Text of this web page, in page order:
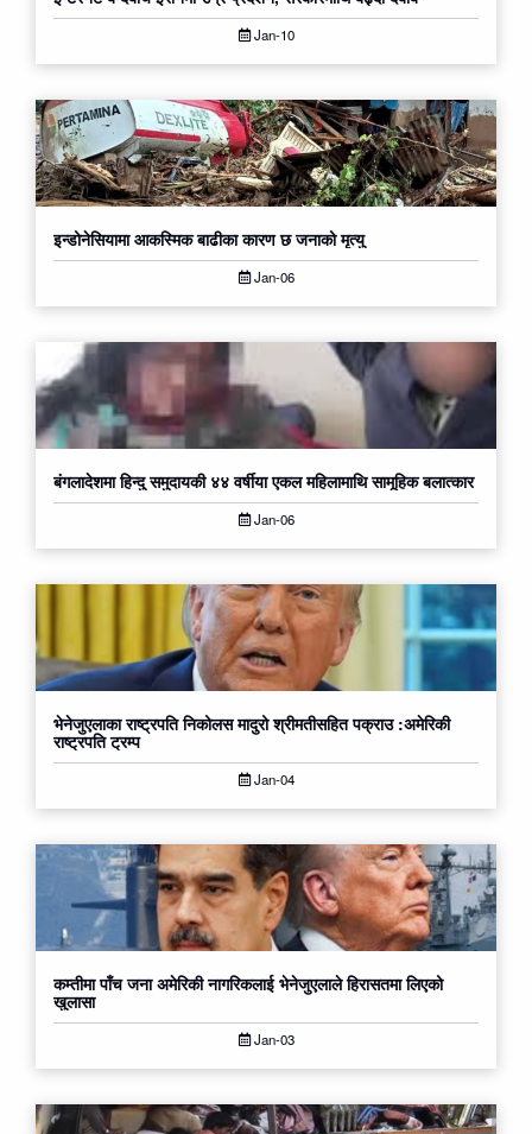
Jan-10
इन्डोनेसियामा आकस्मिक बाढीका कारण छ जनाको मृत्यु
Jan-06
बंगलादेशमा हिन्दु समुदायकी ४४ वर्षीया एकल महिलामाथि सामूहिक बलात्कार
Jan-06
भेनेजुएलाका राष्ट्रपति निकोलस मादुरो श्रीमतीसहित पक्राउ :अमेरिकी
राष्ट्रपति ट्रम्प
Jan-04
कम्तीमा पाँच जना अमेरिकी नागरिकलाई भेनेजुएलाले हिरासतमा लिएको
खुलासा
Jan-03